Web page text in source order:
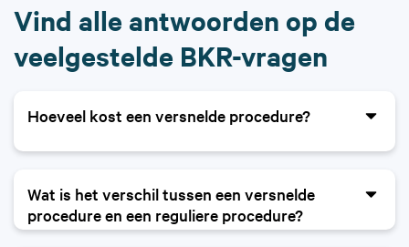
Vind alle antwoorden op de
veelgestelde BKR-vragen
Hoeveel kost een versnelde procedure?
negatieve BKR-registratie kan al worden
uitgevoerd vanaf € 1.580,-. Afhankelijk van het
type procedure dat je kiest, kan de prijs variëren.
Wat is het verschil tussen een versnelde
procedure en een reguliere procedure?